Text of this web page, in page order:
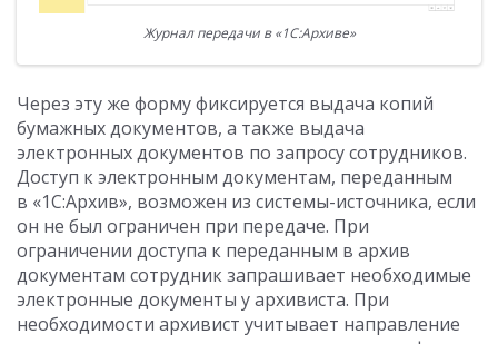
Журнал передачи в «1С:Архиве»
Через эту же форму фиксируется выдача копий
бумажных документов, а также выдача
электронных документов по запросу сотрудников.
Доступ к электронным документам, переданным
в «1С:Архив», возможен из системы-источника, если
он не был ограничен при передаче. При
ограничении доступа к переданным в архив
документам сотрудник запрашивает необходимые
электронные документы у архивиста. При
необходимости архивист учитывает направление